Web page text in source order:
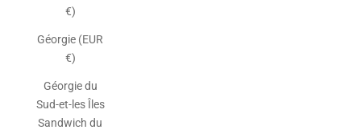
€)
Géorgie (EUR
€)
Géorgie du
Sud-et-les Îles
Sandwich du